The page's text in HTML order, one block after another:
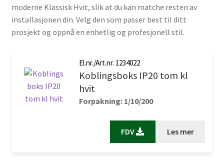
moderne Klassisk Hvit, slik at du kan matche resten av
installasjonen din. Velg den som passer best til ditt
prosjekt og oppnå en enhetlig og profesjonell stil.
El.nr./Art.nr. 1234022
Koblingsboks IP20 tom kl
hvit
Forpakning: 1/10/200
FDV Les mer